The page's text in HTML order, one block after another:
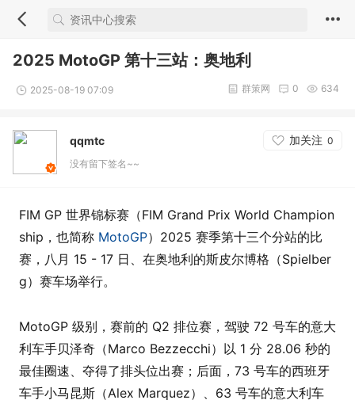
2025 MotoGP 第十三站：奥地利
2025-08-19 07:09 634
0
群策网
qqmtc 加关注 0
没有留下签名~~
FIM GP 世界锦标赛（FIM Grand Prix World Champion
ship，也简称 MotoGP）2025 赛季第十三个分站的比
赛，八月 15 - 17 日、在奥地利的斯皮尔博格（Spielber
g）赛车场举行。
MotoGP 级别，赛前的 Q2 排位赛，驾驶 72 号车的意大
利车手贝泽奇（Marco Bezzecchi）以 1 分 28.06 秒的
最佳圈速、夺得了排头位出赛；后面，73 号车的西班牙
车手小马昆斯（Alex Marquez）、63 号车的意大利车